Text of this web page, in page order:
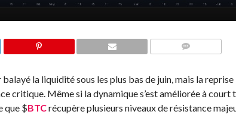
la liquidité sous les plus bas de juin, mais la reprise
critique. Même si la dynamique s’est améliorée à court
que $BTCrécupère plusieurs niveaux de résistance